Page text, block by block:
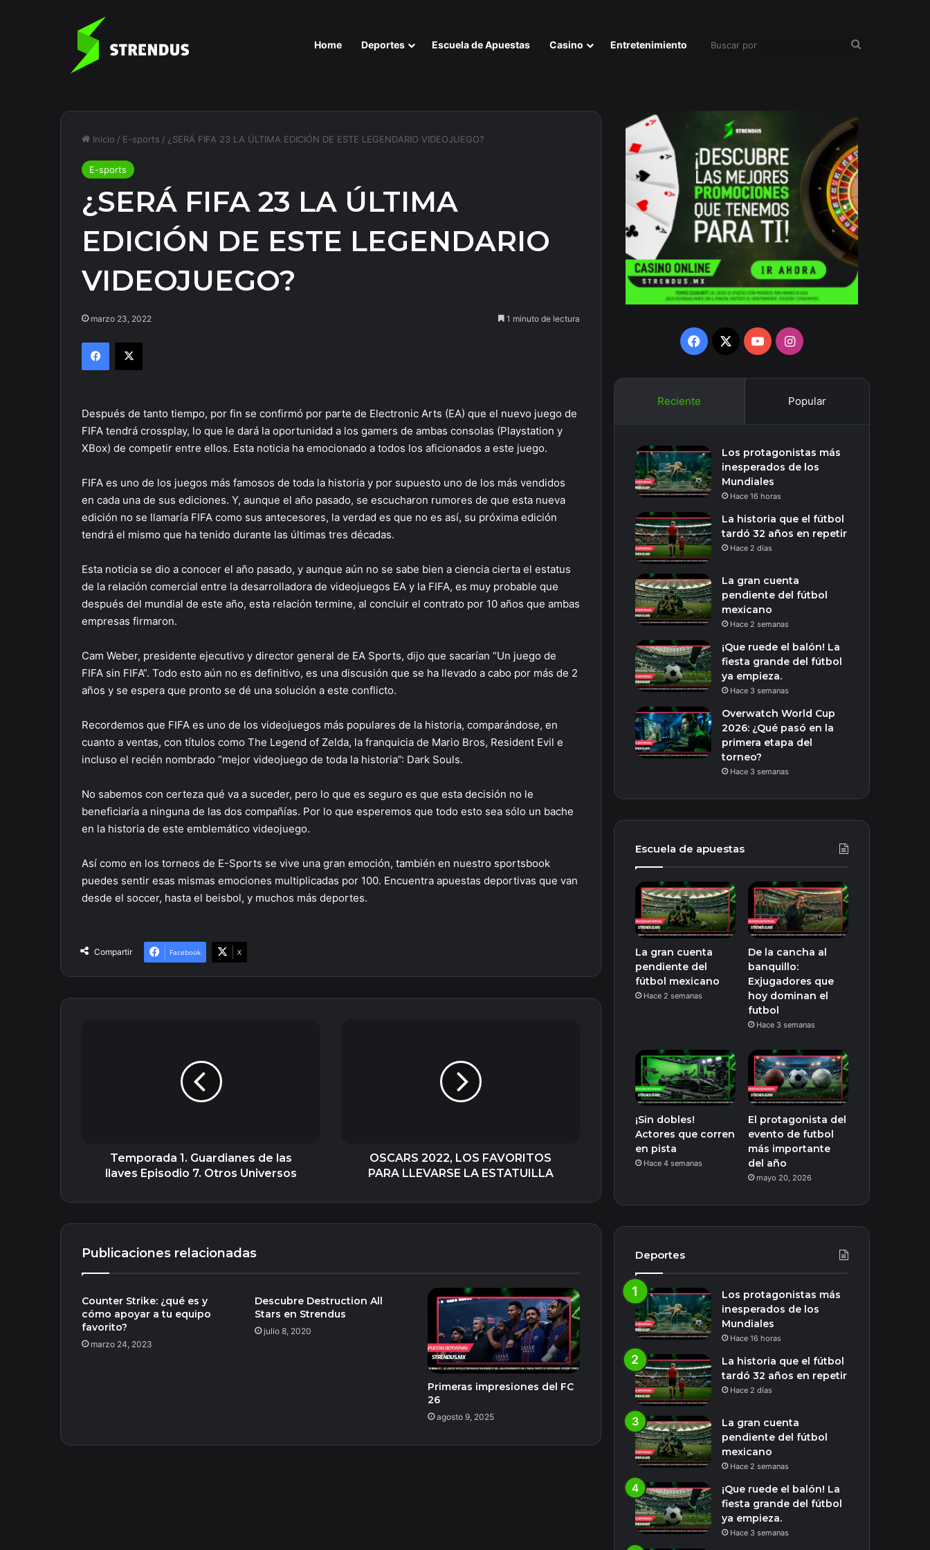
Home Deportes Escuela de Apuestas Casino Entretenimiento
Inicio / E-sports / ¿SERÁ FIFA 23 LA ÚLTIMA EDICIÓN DE ESTE LEGENDARIO VIDEOJUEGO?
E-sports
¿SERÁ FIFA 23 LA ÚLTIMA
EDICIÓN DE ESTE LEGENDARIO
VIDEOJUEGO?
marzo 23, 2022 1 minuto de lectura
Facebook
X
Después de tanto tiempo, por fin se confirmó por parte de Electronic Arts (EA) que el nuevo juego de
FIFA tendrá crossplay, lo que le dará la oportunidad a los gamers de ambas consolas (Playstation y
XBox) de competir entre ellos. Esta noticia ha emocionado a todos los aficionados a este juego.
FIFA es uno de los juegos más famosos de toda la historia y por supuesto uno de los más vendidos
en cada una de sus ediciones. Y, aunque el año pasado, se escucharon rumores de que esta nueva
edición no se llamaría FIFA como sus antecesores, la verdad es que no es así, su próxima edición
tendrá el mismo que ha tenido durante las últimas tres décadas.
Esta noticia se dio a conocer el año pasado, y aunque aún no se sabe bien a ciencia cierta el estatus
de la relación comercial entre la desarrolladora de videojuegos EA y la FIFA, es muy probable que
después del mundial de este año, esta relación termine, al concluir el contrato por 10 años que ambas
empresas firmaron.
Cam Weber, presidente ejecutivo y director general de EA Sports, dijo que sacarían “Un juego de
FIFA sin FIFA”. Todo esto aún no es definitivo, es una discusión que se ha llevado a cabo por más de 2
años y se espera que pronto se dé una solución a este conflicto.
Recordemos que FIFA es uno de los videojuegos más populares de la historia, comparándose, en
cuanto a ventas, con títulos como The Legend of Zelda, la franquicia de Mario Bros, Resident Evil e
incluso el recién nombrado “mejor videojuego de toda la historia”: Dark Souls.
No sabemos con certeza qué va a suceder, pero lo que es seguro es que esta decisión no le
beneficiaría a ninguna de las dos compañías. Por lo que esperemos que todo esto sea sólo un bache
en la historia de este emblemático videojuego.
Así como en los torneos de E-Sports se vive una gran emoción, también en nuestro sportsbook
puedes sentir esas mismas emociones multiplicadas por 100. Encuentra apuestas deportivas que van
desde el soccer, hasta el beisbol, y muchos más deportes.
Compartir Facebook X
UniversosTemporada 1. Guardianes de las
llaves Episodio 7. Otros Universos
OSCARS 2022, LOS FAVORITOS
PARA LLEVARSE LA ESTATUILLA
Publicaciones relacionadas
Counter Strike: ¿qué es y
cómo apoyar a tu equipo
favorito?
marzo 24, 2023
Descubre Destruction All
Stars en Strendus
julio 8, 2020
Primeras impresiones del FC
26
agosto 9, 2025
Facebook
X YouTubeInstagram
Reciente Popular
Los protagonistas más
inesperados de los
Mundiales
Hace 16 horas
La historia que el fútbol
tardó 32 años en repetir
Hace 2 días
La gran cuenta
pendiente del fútbol
mexicano
Hace 2 semanas
¡Que ruede el balón! La
fiesta grande del fútbol
ya empieza.
Hace 3 semanas
Overwatch World Cup
2026: ¿Qué pasó en la
primera etapa del
torneo?
Hace 3 semanas
Escuela de apuestas
La gran cuenta
pendiente del
fútbol mexicano
Hace 2 semanas
De la cancha al
banquillo:
Exjugadores que
hoy dominan el
futbol
Hace 3 semanas
¡Sin dobles!
Actores que corren
en pista
Hace 4 semanas
El protagonista del
evento de futbol
más importante
del año
mayo 20, 2026
Deportes
Los protagonistas más
inesperados de los
Mundiales
Hace 16 horas
La historia que el fútbol
tardó 32 años en repetir
Hace 2 días
La gran cuenta
pendiente del fútbol
mexicano
Hace 2 semanas
¡Que ruede el balón! La
fiesta grande del fútbol
ya empieza.
Hace 3 semanas